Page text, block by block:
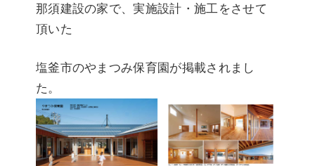
那須建設の家で、実施設計・施工をさせて
頂いた
塩釜市のやまつみ保育園が掲載されまし
た。